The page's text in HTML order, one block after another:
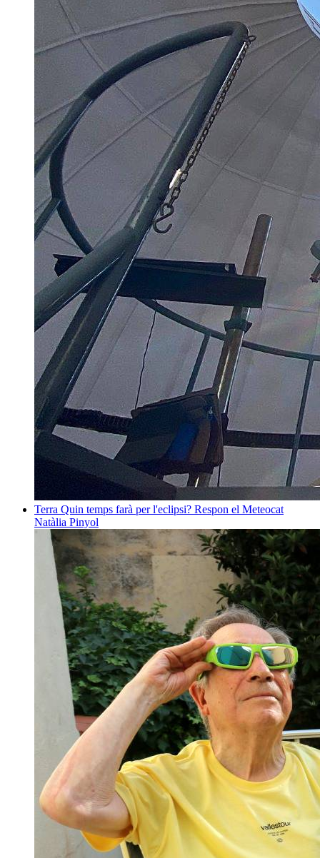
Terra Quin temps farà per l'eclipsi? Respon el Meteocat
Natàlia Pinyol